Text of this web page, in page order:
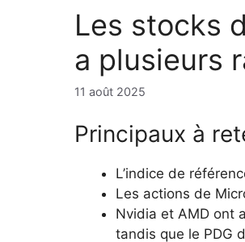
Les stocks
a plusieurs
11 août 2025
Principaux à
L’indice de
Les actions de
Nvidia et AMD ont
tandis que le PDG